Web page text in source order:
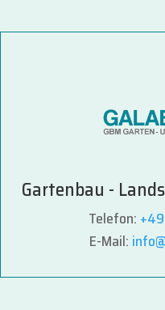
Gartenbau -
Telefon:
E-Mail: